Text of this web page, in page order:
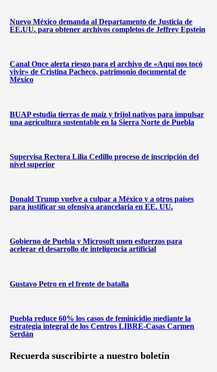
Nuevo México demanda al Departamento de Justicia de
EE.UU. para obtener archivos completos de Jeffrey Epstein
Canal Once alerta riesgo para el archivo de «Aquí nos tocó
vivir» de Cristina Pacheco, patrimonio documental de
México
BUAP estudia tierras de maíz y frijol nativos para impulsar
una agricultura sustentable en la Sierra Norte de Puebla
Supervisa Rectora Lilia Cedillo proceso de inscripción del
nivel superior
Donald Trump vuelve a culpar a México y a otros países
para justificar su ofensiva arancelaria en EE. UU.
Gobierno de Puebla y Microsoft unen esfuerzos para
acelerar el desarrollo de inteligencia artificial
Gustavo Petro en el frente de batalla
Puebla reduce 60% los casos de feminicidio mediante la
estrategia integral de los Centros LIBRE-Casas Carmen
Serdán
Recuerda suscribirte a nuestro boletín